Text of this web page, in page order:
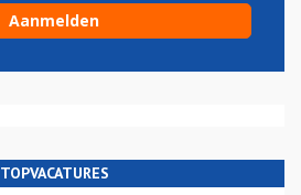
TOPVACATURES